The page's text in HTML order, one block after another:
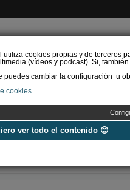
utiliza cookies propias y de terceros
(vídeos y podcast). Si,
puedes cambiar la configuración u
cookies.
ver todo el contenido 😊
RENOVABLES
Universo Aniversario - Un
año, muchos momentos